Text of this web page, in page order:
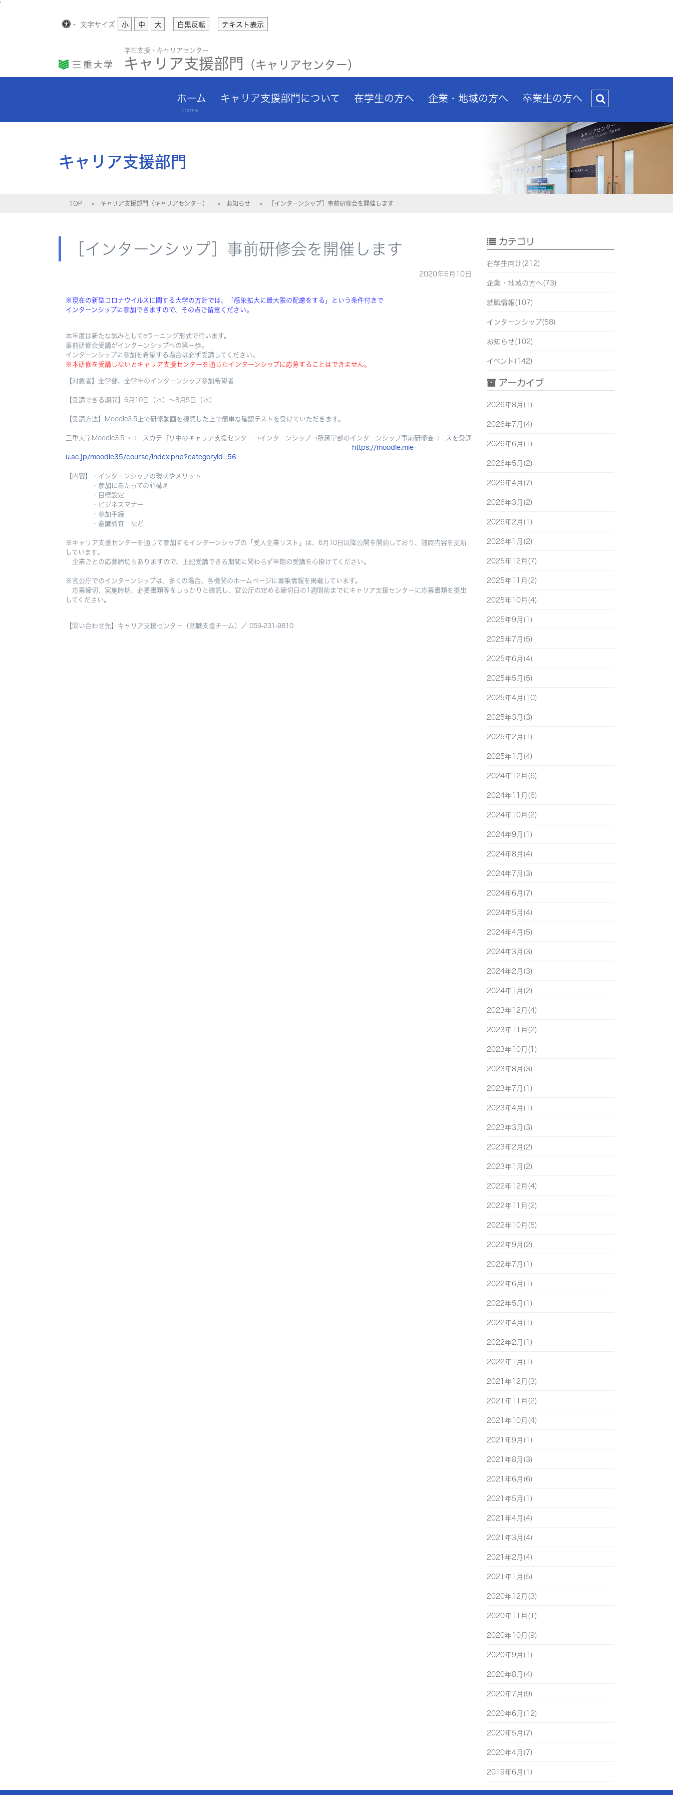
'
- 文字サイズ 小 中 大 白黒反転 テキスト表示
学生支援・キャリアセンター
キャリア支援部門 （キャリアセンター）
ホーム
Home
キャリア支援部門について 在学生の方へ 企業・地域の方へ 卒業生の方へ
キャリア支援部門
TOP キャリア支援部門（キャリアセンター） お知らせ ［インターンシップ］事前研修会を開催します
［インターンシップ］事前研修会を開催します
2020年6月10日
※現在の新型コロナウイルスに関する大学の方針では、「感染拡大に最大限の配慮をする」という条件付きで
インターンシップに参加できますので、その点ご留意ください。
本年度は新たな試みとしてeラーニング形式で行います。
事前研修会受講がインターンシップへの第一歩。
インターンシップに参加を希望する場合は必ず受講してください。
※本研修を受講しないとキャリア支援センターを通じたインターンシップに応募することはできません。
【対象者】全学部、全学年のインターンシップ参加希望者
【受講できる期間】6月10日（水）～8月5日（水）
【受講方法】Moodle3.5上で研修動画を視聴した上で簡単な確認テストを受けていただきます。
三重大学Moodle3.5→コースカテゴリ中のキャリア支援センター→インターンシップ→所属学部のインターンシップ事前研修会コースを受講
https://moodle.mie-
u.ac.jp/moodle35/course/index.php?categoryid=56
【内容】・インターンシップの現状やメリット
・参加にあたっての心構え
・目標設定
・ビジネスマナー
・参加手続
・意識調査 など
※キャリア支援センターを通じて参加するインターンシップの「受入企業リスト」は、6月10日以降公開を開始しており、随時内容を更新
しています。
企業ごとの応募締切もありますので、上記受講できる期間に関わらず早期の受講を心掛けてください。
※官公庁でのインターンシップは、多くの場合、各機関のホームページに募集情報を掲載しています。
応募締切、実施時期、必要書類等をしっかりと確認し、官公庁の定める締切日の1週間前までにキャリア支援センターに応募書類を提出
してください。
【問い合わせ先】キャリア支援センター（就職支援チーム）／ 059-231-9810
カテゴリ
在学生向け(212)
企業・地域の方へ(73)
就職情報(107)
インターンシップ(58)
お知らせ(102)
イベント(142)
アーカイブ
2026年8月(1)
2026年7月(4)
2026年6月(1)
2026年5月(2)
2026年4月(7)
2026年3月(2)
2026年2月(1)
2026年1月(2)
2025年12月(7)
2025年11月(2)
2025年10月(4)
2025年9月(1)
2025年7月(5)
2025年6月(4)
2025年5月(5)
2025年4月(10)
2025年3月(3)
2025年2月(1)
2025年1月(4)
2024年12月(6)
2024年11月(6)
2024年10月(2)
2024年9月(1)
2024年8月(4)
2024年7月(3)
2024年6月(7)
2024年5月(4)
2024年4月(5)
2024年3月(3)
2024年2月(3)
2024年1月(2)
2023年12月(4)
2023年11月(2)
2023年10月(1)
2023年8月(3)
2023年7月(1)
2023年4月(1)
2023年3月(3)
2023年2月(2)
2023年1月(2)
2022年12月(4)
2022年11月(2)
2022年10月(5)
2022年9月(2)
2022年7月(1)
2022年6月(1)
2022年5月(1)
2022年4月(1)
2022年2月(1)
2022年1月(1)
2021年12月(3)
2021年11月(2)
2021年10月(4)
2021年9月(1)
2021年8月(3)
2021年6月(6)
2021年5月(1)
2021年4月(4)
2021年3月(4)
2021年2月(4)
2021年1月(5)
2020年12月(3)
2020年11月(1)
2020年10月(9)
2020年9月(1)
2020年8月(4)
2020年7月(9)
2020年6月(12)
2020年5月(7)
2020年4月(7)
2019年6月(1)